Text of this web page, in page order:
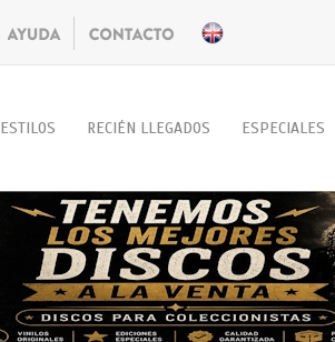
ESTILOS RECIÉN LLEGADOS ESPECIALES